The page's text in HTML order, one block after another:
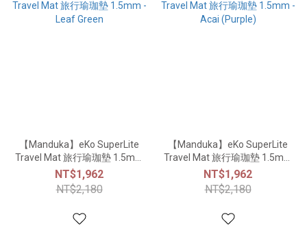
【Manduka】eKo SuperLite
Travel Mat 旅行瑜珈墊 1.5mm
- Leaf Green
NT$1,962
NT$2,180
【Manduka】eKo SuperLite
Travel Mat 旅行瑜珈墊 1.5mm
- Acai (Purple)
NT$1,962
NT$2,180